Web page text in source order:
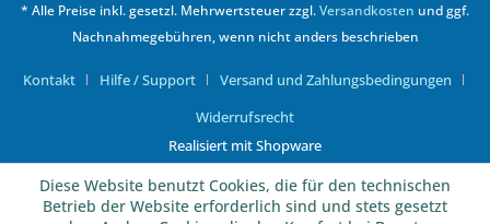
* Alle Preise inkl. gesetzl. Mehrwertsteuer zzgl.Versandkosten und ggf.
Nachnahmegebühren, wenn nicht anders beschrieben
Kontakt Hilfe / Support
Versand und Zahlungsbedingungen
Widerrufsrecht
Realisiert mit Shopware
Diese Website benutzt Cookies, die für den technischen
Betrieb der Website erforderlich sind und stets gesetzt